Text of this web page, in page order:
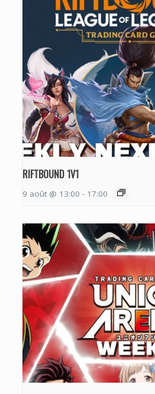
RIFTBOUND 1V1
9 août @ 13:00 - 17:00